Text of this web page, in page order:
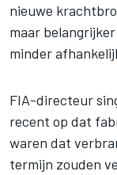
nieuwe
maar
minder
FIA-directeur
recent op dat
waren dat
termijn zouden